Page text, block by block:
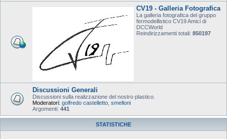
CV19 - Galleria Fotografica
La galleria fotografica del gruppo
fermodellistico CV19 Amici di
DCCWorld
Reindirizzamenti totali: 850197
Discussioni Generali
Discussioni sulla realizzazione del nostro plastico.
Moderatori: golfredo castelletto smelloni
Argomenti: 441
STATISTICHE